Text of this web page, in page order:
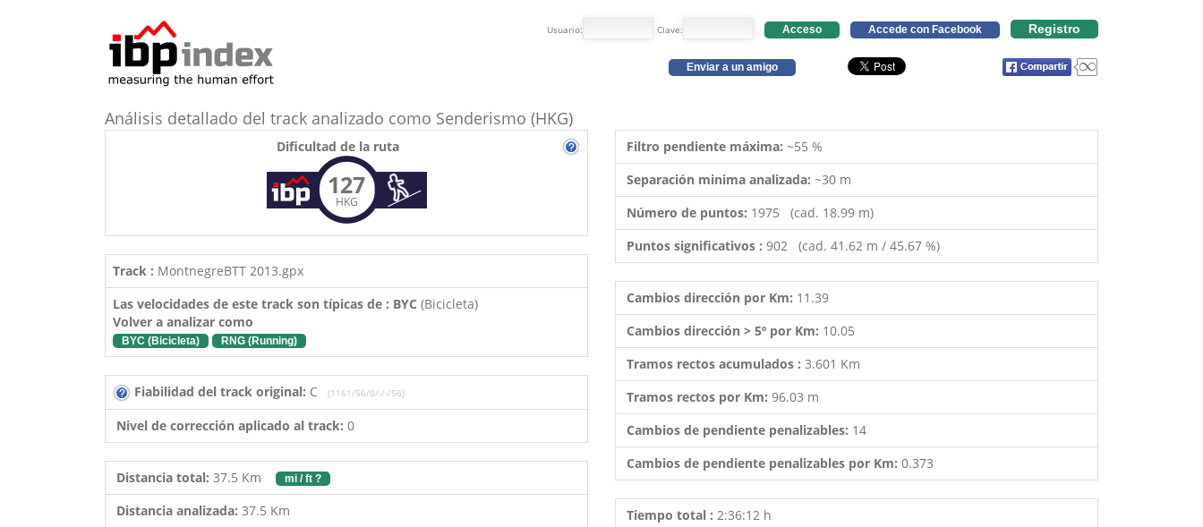
Usuario: Clave: Acceso Accede con Facebook Registro
Enviar a un amigo
Análisis detallado del track analizado como Senderismo (HKG)
Dificultad de la ruta
127
HKG
Track : MontnegreBTT 2013.gpx
Las velocidades de este track son típicas de : BYC (Bicicleta)
Volver a analizar como
BYC (Bicicleta) RNG (Running)
Fiabilidad del track original: C (1161/56/0/-/-/56)
Nivel de corrección aplicado al track: 0
Distancia total: 37.5 Km mi / ft ?
Distancia analizada: 37.5 Km
Filtro pendiente máxima: ~55 %
Separación minima analizada: ~30 m
Número de puntos: 1975 (cad. 18.99 m)
Puntos significativos : 902 (cad. 41.62 m / 45.67 %)
Cambios dirección por Km: 11.39
Cambios dirección > 5º por Km: 10.05
Tramos rectos acumulados : 3.601 Km
Tramos rectos por Km: 96.03 m
Cambios de pendiente penalizables: 14
Cambios de pendiente penalizables por Km: 0.373
Tiempo total : 2:36:12 h